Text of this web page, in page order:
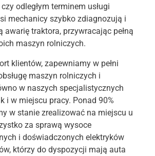
odległym terminem usługi
mechanicy szybko zdiagnozują i
awarię traktora, przywracając pełną
maszyn rolniczych.
klientów, zapewniamy w pełni
maszyn rolniczych i
w naszych specjalistycznych
i w miejscu pracy. Ponad 90%
w stanie zrealizować na miejscu u
za sprawą wysoce
i doświadczonych elektryków
którzy do dyspozycji mają auta